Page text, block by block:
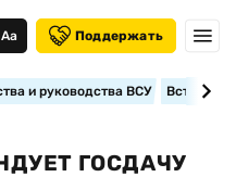
Аа Поддержать
и руководства ВСУ
ГОСДАЧУ